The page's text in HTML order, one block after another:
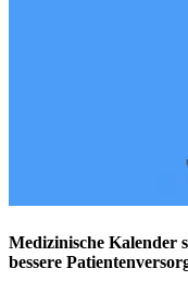
Medizinische Kalender
bessere